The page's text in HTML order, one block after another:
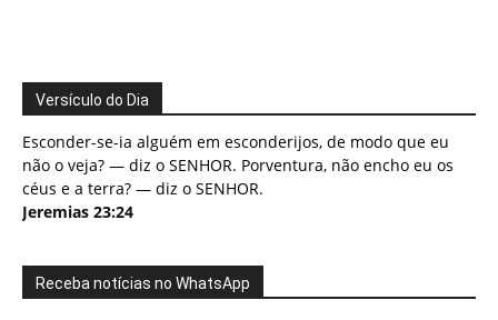
Versículo do Dia
Esconder-se-ia alguém em esconderijos, de modo que eu
não o veja? — diz o SENHOR. Porventura, não encho eu os
céus e a terra? — diz o SENHOR.
Jeremias 23:24
Receba notícias no WhatsApp